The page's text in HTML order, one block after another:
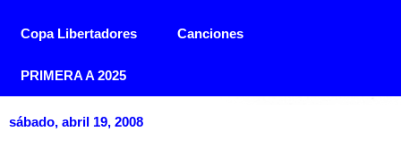
Copa Libertadores Canciones
PRIMERA A 2025
sábado, abril 19, 2008